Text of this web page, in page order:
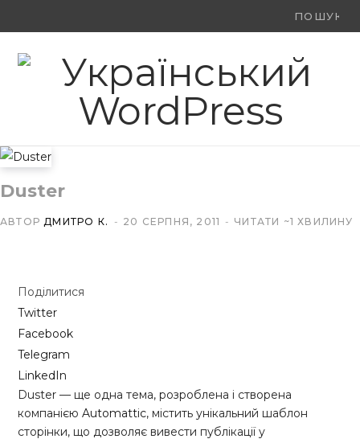
Ви
F
o
X
(
t
Y
o
e
Duster
АВТОРДМИТРО К. 20 СЕРПНЯ, 2011 ЧИТАТИ ~1 ХВИЛИНУ
Поділитися
Twitter
Facebook
Telegram
LinkedIn
Duster — ще одна тема, розроблена і створена
компанією Automattic, містить унікальний шаблон
сторінки, що дозволяє вивести публікації у